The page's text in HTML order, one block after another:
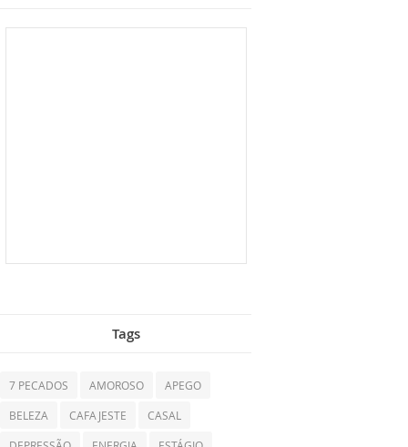
Tags
7 PECADOS AMOROSO APEGO
BELEZA CAFAJESTE CASAL